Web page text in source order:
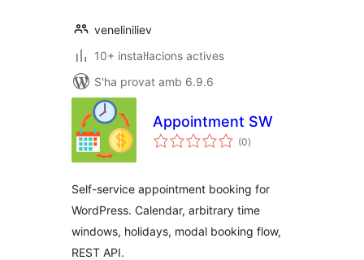
veneliniliev
10+ instal·lacions actives
S'ha provat amb 6.9.6
Appointment SW
(0puntuacions
totals
)
Self-service appointment booking for
WordPress. Calendar, arbitrary time
windows, holidays, modal booking flow,
REST API.